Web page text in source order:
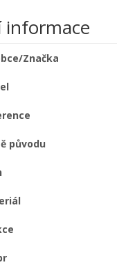
informace
Značka
původu